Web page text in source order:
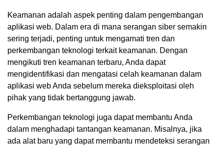
Keamanan adalah aspek penting dalam pengembangan
aplikasi web. Dalam era di mana serangan siber semakin
sering terjadi, penting untuk mengamati tren dan
perkembangan teknologi terkait keamanan. Dengan
mengikuti tren keamanan terbaru, Anda dapat
mengidentifikasi dan mengatasi celah keamanan dalam
aplikasi web Anda sebelum mereka dieksploitasi oleh
pihak yang tidak bertanggung jawab.
Perkembangan teknologi juga dapat membantu Anda
dalam menghadapi tantangan keamanan. Misalnya, jika
ada alat baru yang dapat membantu mendeteksi serangan